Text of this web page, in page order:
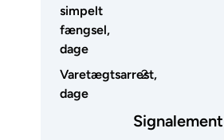
simpelt
fængsel,
dage
Varetægtsarrest,
dage
2
Signalement